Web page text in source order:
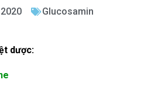
Glucosamin
dược: